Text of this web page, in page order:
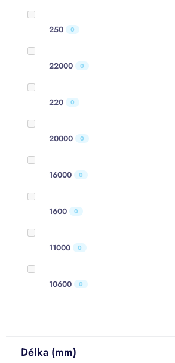
250 0
22000 0
220 0
20000 0
16000 0
1600 0
11000 0
10600 0
Délka (mm)